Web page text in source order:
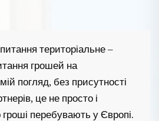
територіальне –
грошей на
погляд, без присутності
це не просто і
перебувають у Європі.